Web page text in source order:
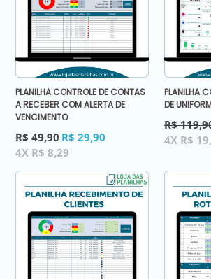
PLANILHA CONTROLE DE CONTAS
A RECEBER COM ALERTA DE
VENCIMENTO
Preço
normal
R$ 49,90 R$ 29,90
4X R$ 8,29
PLANILHA
DE
Preço
normal
R$
4X R$